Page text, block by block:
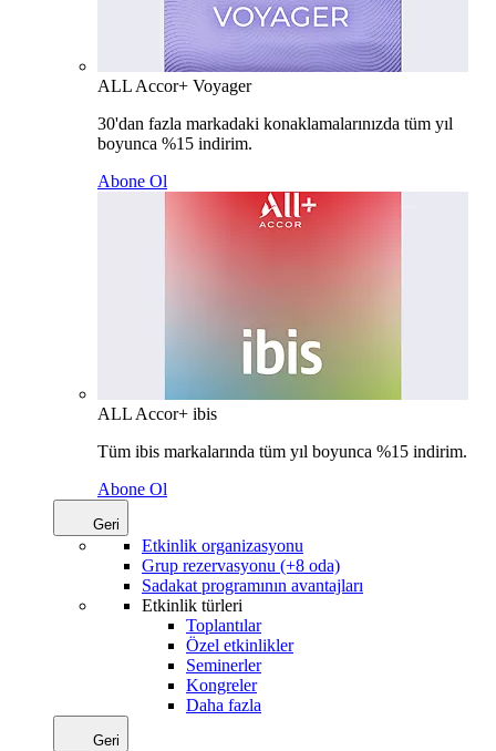
ALL Accor+ Voyager
30'dan fazla markadaki konaklamalarınızda tüm yıl
boyunca %15 indirim.
Abone Ol
ALL Accor+ ibis
Tüm ibis markalarında tüm yıl boyunca %15 indirim.
Abone Ol
Geri
Etkinlik organizasyonu
Grup rezervasyonu (+8 oda)
Sadakat programının avantajları
Etkinlik türleri
Toplantılar
Özel etkinlikler
Seminerler
Kongreler
Daha fazla
Geri